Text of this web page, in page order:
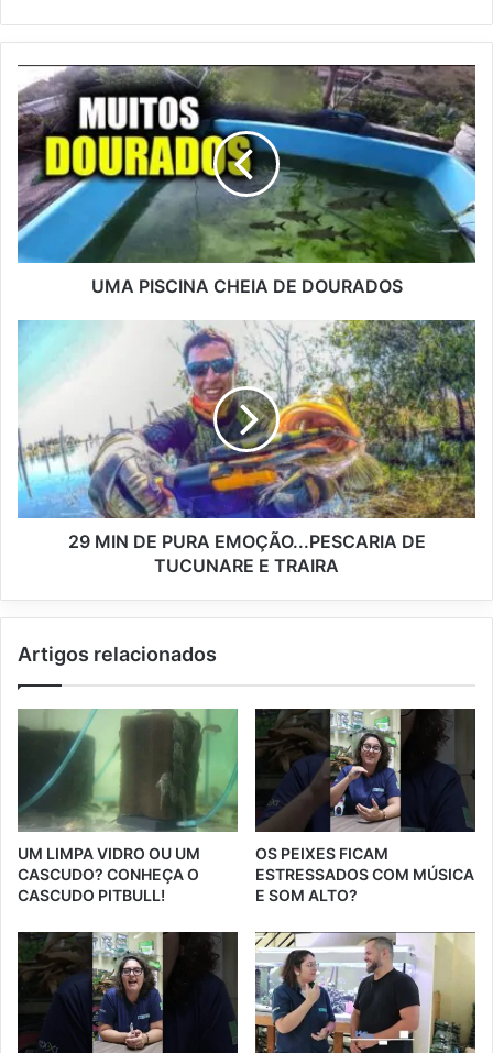
UMA PISCINA CHEIA DE DOURADOS
29 MIN DE PURA EMOÇÃO...PESCARIA DE
TUCUNARE E TRAIRA
Artigos relacionados
UM LIMPA VIDRO OU UM
CASCUDO? CONHEÇA O
CASCUDO PITBULL!
OS PEIXES FICAM
ESTRESSADOS COM MÚSICA
E SOM ALTO?